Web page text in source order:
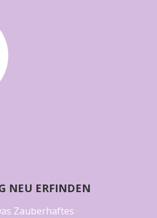
NEU ERFINDEN
Zauberhaftes